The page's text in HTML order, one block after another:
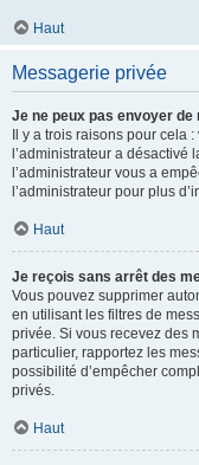
Haut
Messagerie privée
Je ne peux pas envoyer
Il y a trois raisons pour cela
l’administrateur a désactivé
l’administrateur vous a
l’administrateur pour plus
Haut
Je reçois sans arrêt des
Vous pouvez supprimer
en utilisant les filtres de
privée. Si vous recevez des
particulier, rapportez les
possibilité d’empêcher
privés.
Haut